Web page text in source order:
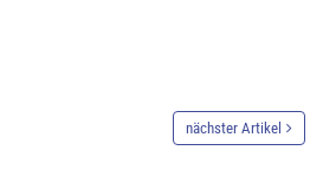
nächster Artikel